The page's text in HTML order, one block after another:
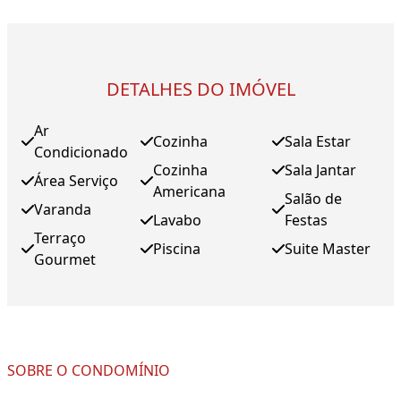
DETALHES DO IMÓVEL
Ar
Condicionado
Área Serviço
Varanda
Terraço
Gourmet
Cozinha
Cozinha
Americana
Lavabo
Piscina
Sala Estar
Sala Jantar
Salão de
Festas
Suite Master
SOBRE O CONDOMÍNIO